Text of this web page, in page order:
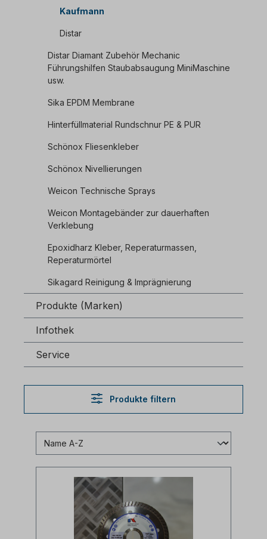
Kaufmann
Distar
Distar Diamant Zubehör Mechanic
Führungshilfen Staubabsaugung MiniMaschine
usw.
Sika EPDM Membrane
Hinterfüllmaterial Rundschnur PE & PUR
Schönox Fliesenkleber
Schönox Nivellierungen
Weicon Technische Sprays
Weicon Montagebänder zur dauerhaften
Verklebung
Epoxidharz Kleber, Reperaturmassen,
Reperaturmörtel
Sikagard Reinigung & Imprägnierung
Produkte (Marken)
Infothek
Service
Produkte filtern